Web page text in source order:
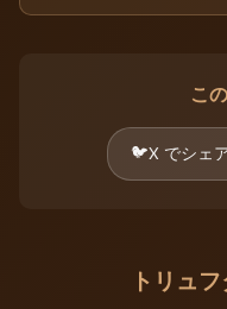
こ
🐦X でシェ
トリュ